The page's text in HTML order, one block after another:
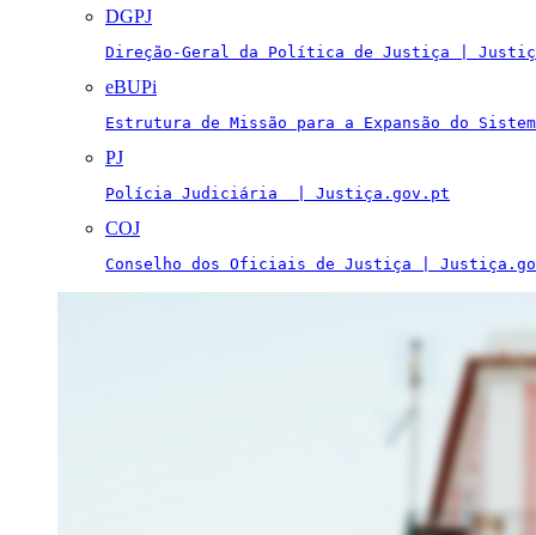
DGPJ
Direção-Geral da Política de Justiça |
eBUPi
Estrutura de Missão para a Expansão do
PJ
Polícia Judiciária  | Justiça.gov.pt
COJ
Conselho dos Oficiais de Justiça |